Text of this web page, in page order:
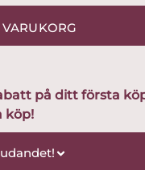
på ditt första
köp!